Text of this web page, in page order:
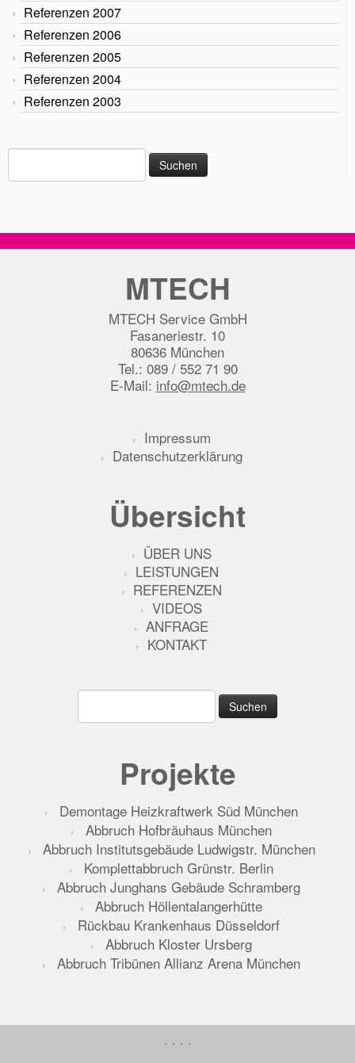
Referenzen 2007
Referenzen 2006
Referenzen 2005
Referenzen 2004
Referenzen 2003
Suche
MTECH
MTECH Service GmbH
Fasaneriestr. 10
80636 München
Tel.: 089 / 552 71 90
E-Mail: info@mtech.de
Impressum
Datenschutzerklärung
Übersicht
ÜBER UNS
LEISTUNGEN
REFERENZEN
VIDEOS
ANFRAGE
KONTAKT
Projekte
Demontage Heizkraftwerk Süd München
Abbruch Hofbräuhaus München
Abbruch Institutsgebäude Ludwigstr. München
Komplettabbruch Grünstr. Berlin
Abbruch Junghans Gebäude Schramberg
Abbruch Höllentalangerhütte
Rückbau Krankenhaus Düsseldorf
Abbruch Kloster Ursberg
Abbruch Tribünen Allianz Arena München
· · · ·